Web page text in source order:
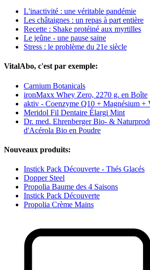
L'inactivité : une véritable pandémie
Les châtaignes : un repas à part entière
Recette : Shake protéiné aux myrtilles
Le jeûne - une pause saine
Stress : le problème du 21e siècle
VitalAbo, c'est par exemple:
Carnium Botanicals
ironMaxx Whey Zero, 2270 g. en Boîte
aktiv - Coenzyme Q10 + Magnésium +
Meridol Fil Dentaire Élargi Mint
Dr. med. Ehrenberger Bio- &
d'Acérola Bio en Poudre
Nouveaux produits:
Instick Pack Découverte - Thés Glacés
Dopper Steel
Propolia Baume des 4 Saisons
Instick Pack Découverte
Propolia Crème Mains